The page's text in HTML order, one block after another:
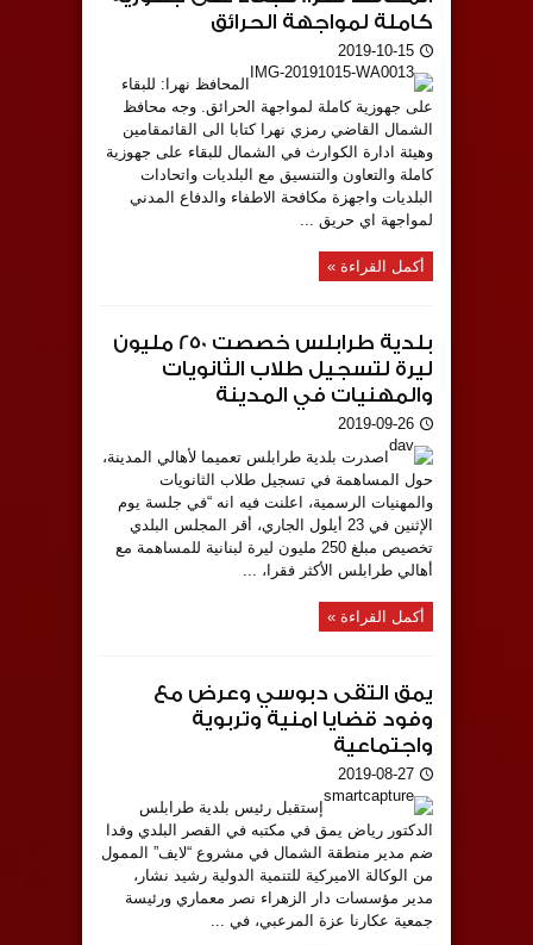
كاملة لمواجهة الحرائق
2019-10-15
المحافظ نهرا: للبقاء
على جهوزية كاملة لمواجهة الحرائق. وجه محافظ
الشمال القاضي رمزي نهرا كتابا الى القائمقامين
وهيئة ادارة الكوارث في الشمال للبقاء على جهوزية
كاملة والتعاون والتنسيق مع البلديات واتحادات
البلديات واجهزة مكافحة الاطفاء والدفاع المدني
لمواجهة اي حريق ...
أكمل القراءة »
بلدية طرابلس خصصت 250 مليون
ليرة لتسجيل طلاب الثانويات
والمهنيات في المدينة
2019-09-26
اصدرت بلدية طرابلس تعميما ‎لأهالي المدينة،
حول المساهمة في تسجيل طلاب الثانويات
والمهنيات الرسمية، اعلنت فيه انه “في جلسة يوم
الإثنين في 23 أيلول الجاري، أقر المجلس البلدي
تخصيص مبلغ 250 مليون ليرة لبنانية للمساهمة مع
أهالي طرابلس الأكثر فقرا، ...
أكمل القراءة »
يمق التقى دبوسي وعرض مع
وفود قضايا امنية وتربوية
واجتماعية
2019-08-27
إستقبل رئيس بلدية طرابلس
الدكتور رياض يمق في مكتبه في القصر البلدي وفدا
ضم مدير منطقة الشمال في مشروع “لايف” الممول
من الوكالة الاميركية للتنمية الدولية رشيد نشار،
مدير مؤسسات دار الزهراء نصر معماري ورئيسة
جمعية عكارنا عزة المرعبي، في ...